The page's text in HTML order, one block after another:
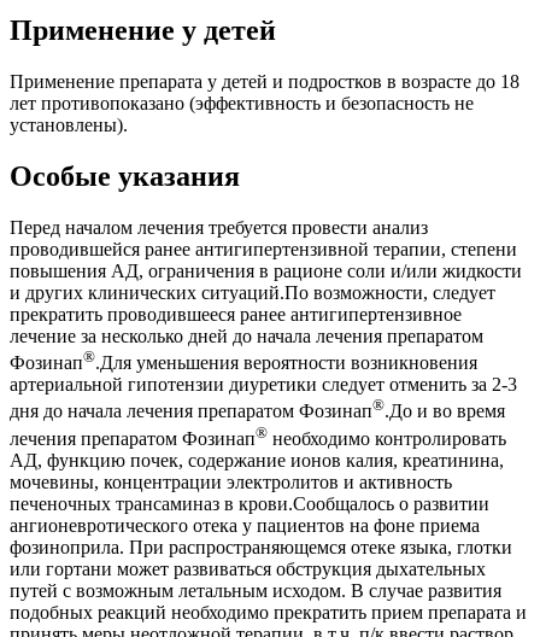
Применение у детей
Применение препарата у детей и подростков в возрасте до 18
лет противопоказано (эффективность и безопасность не
установлены).
Особые указания
Перед началом лечения требуется провести анализ
проводившейся ранее антигипертензивной терапии, степени
повышения АД, ограничения в рационе соли и/или жидкости
и других клинических ситуаций.По возможности, следует
прекратить проводившееся ранее антигипертензивное
лечение за несколько дней до начала лечения препаратом
Фозинап®.Для уменьшения вероятности возникновения
артериальной гипотензии диуретики следует отменить за 2-3
дня до начала лечения препаратом Фозинап®.До и во время
лечения препаратом Фозинап® необходимо контролировать
АД, функцию почек, содержание ионов калия, креатинина,
мочевины, концентрации электролитов и активность
печеночных трансаминаз в крови.Сообщалось о развитии
ангионевротического отека у пациентов на фоне приема
фозиноприла. При распространяющемся отеке языка, глотки
или гортани может развиваться обструкция дыхательных
путей с возможным летальным исходом. В случае развития
подобных реакций необходимо прекратить прием препарата и